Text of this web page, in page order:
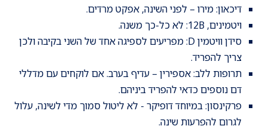
דיכאון: מירו – לפני השינה, אפקט מרדים.
ויטמינים, 12B: לא כל-כך משנה.
סידן וויטמין D: מפריעים לספיגה אחד של השני בקיבה ולכן
צריך להפריד.
תרופות ללב: אספירין – עדיף בערב. אם לוקחים עם מדללי
דם נוספים כדאי להפריד ביניהם.
פרקינסון: במיוחד דופיקר - לא ליטול סמוך מדי לשינה, עלול
לגרום להפרעות שינה.